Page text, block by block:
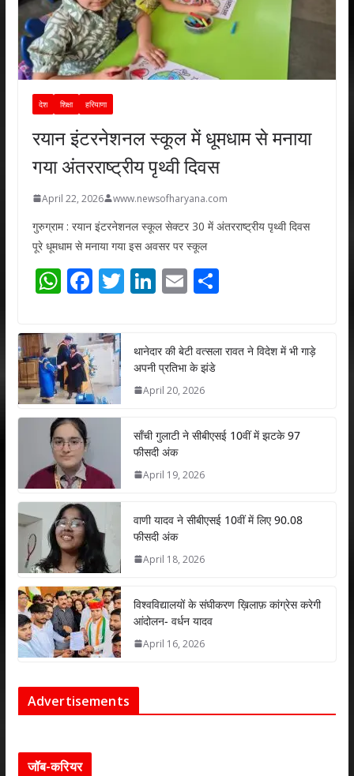
देश शिक्षा हरियाणा
रयान इंटरनेशनल स्कूल में धूमधाम से मनाया
गया अंतरराष्ट्रीय पृथ्वी दिवस
April 22, 2026 www.newsofharyana.com
गुरुग्राम : रयान इंटरनेशनल स्कूल सेक्टर 30 में अंतरराष्ट्रीय पृथ्वी दिवस
पूरे धूमधाम से मनाया गया इस अवसर पर स्कूल
W
at
s
A
p
p
F
e
b
o
o
T
er
Li
e
dI
E
l
S
e
थानेदार की बेटी वत्सला रावत ने विदेश में भी गाड़े
अपनी प्रतिभा के झंडे
April 20, 2026
साँची गुलाटी ने सीबीएसई 10वीं में झटके 97
फीसदी अंक
April 19, 2026
वाणी यादव ने सीबीएसई 10वीं में लिए 90.08
फीसदी अंक
April 18, 2026
विश्वविद्यालयों के संघीकरण ख़िलाफ़ कांग्रेस करेगी
आंदोलन- वर्धन यादव
April 16, 2026
Advertisements
जॉब-करियर